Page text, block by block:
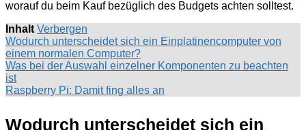
worauf du beim Kauf bezüglich des Budgets achten solltest.
Inhalt Verbergen
Wodurch unterscheidet sich ein Einplatinencomputer von
einem normalen Computer?
Was bei der Auswahl einzelner Komponenten zu beachten
ist
Raspberry Pi: Damit fing alles an
Wodurch unterscheidet sich ein